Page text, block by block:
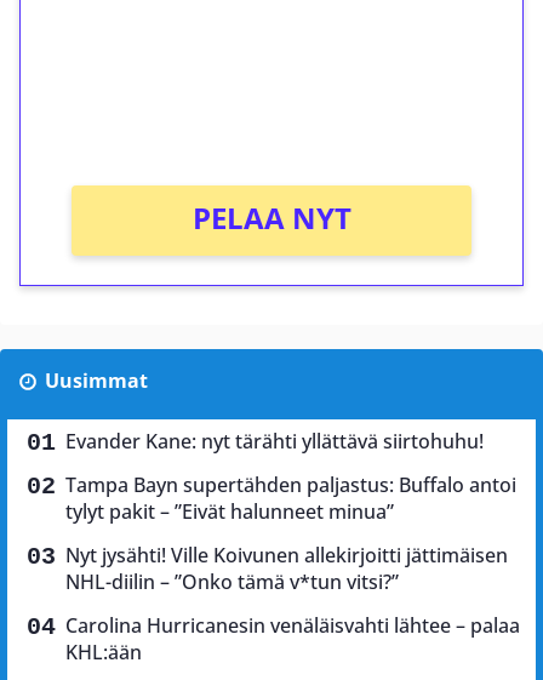
PELAA NYT
Uusimmat
Evander Kane: nyt tärähti yllättävä siirtohuhu!
Tampa Bayn supertähden paljastus: Buffalo antoi
tylyt pakit – ”Eivät halunneet minua”
Nyt jysähti! Ville Koivunen allekirjoitti jättimäisen
NHL-diilin – ”Onko tämä v*tun vitsi?”
Carolina Hurricanesin venäläisvahti lähtee – palaa
KHL:ään